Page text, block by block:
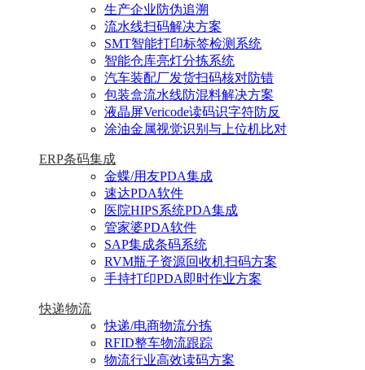
生产企业防伪追溯
流水线扫码解决方案
SMT智能打印标签检测系统
智能仓库亮灯分拣系统
汽车装配厂发货扫码核对防错
包装盒流水线防混料解决方案
液晶屏Vericode读码识字符防反
涂油金属视觉识别与上位机比对
ERP条码集成
金蝶/用友PDA集成
速达PDA软件
医院HIPS系统PDA集成
管家婆PDA软件
SAP集成条码系统
RVM瓶子资源回收机扫码方案
手持打印PDA即时作业方案
快递物流
快递/电商物流分拣
RFID整车物流跟踪
物流行业高效读码方案